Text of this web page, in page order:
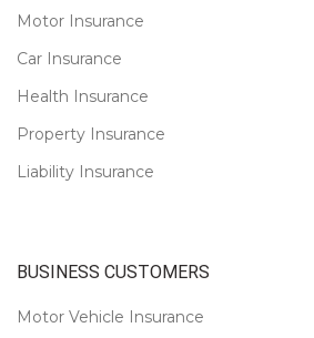
Motor Insurance
Car Insurance
Health Insurance
Property Insurance
Liability Insurance
BUSINESS CUSTOMERS
Motor Vehicle Insurance